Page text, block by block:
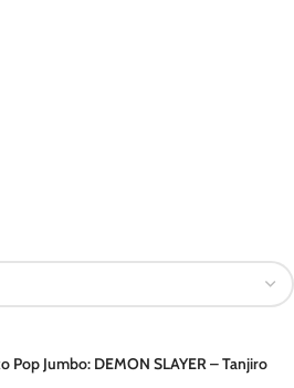
Pop Jumbo: DEMON SLAYER – Tanjiro